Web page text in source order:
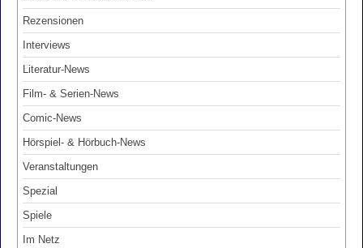
Rezensionen
Interviews
Literatur-News
Film- & Serien-News
Comic-News
Hörspiel- & Hörbuch-News
Veranstaltungen
Spezial
Spiele
Im Netz